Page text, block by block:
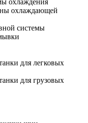
охлаждения
охлаждающей
системы
для легковых
для грузовых